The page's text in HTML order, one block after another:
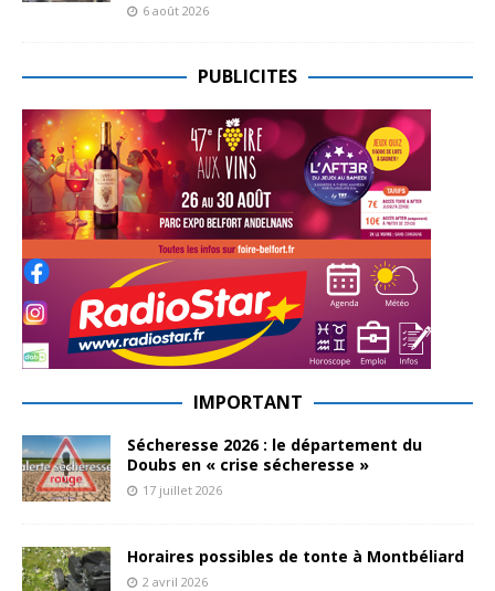
6 août 2026
PUBLICITES
IMPORTANT
Sécheresse 2026 : le département du
Doubs en « crise sécheresse »
17 juillet 2026
Horaires possibles de tonte à Montbéliard
2 avril 2026